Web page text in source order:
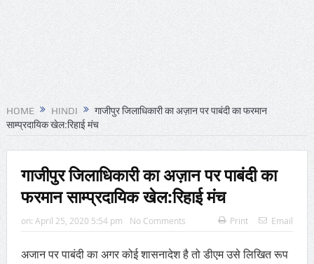
HOME HINDI
गाजीपुर जिलाधिकारी का अज़ान पर पाबंदी का फरमान
साम्प्रदायिक खेल:रिहाई मंच
गाजीपुर जिलाधिकारी का अज़ान पर पाबंदी का
फरमान साम्प्रदायिक खेल:रिहाई मंच
on: April 25, 2020 5:54 pm No Comments Print Email
अजान पर पाबंदी का अगर कोई शासनादेश है तो डीएम उसे लिखित रूप